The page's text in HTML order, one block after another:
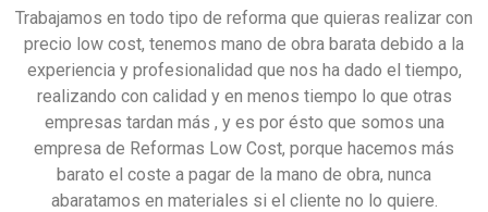
Trabajamos en todo tipo de reforma que quieras realizar con
precio low cost, tenemos mano de obra barata debido a la
experiencia y profesionalidad que nos ha dado el tiempo,
realizando con calidad y en menos tiempo lo que otras
empresas tardan más , y es por ésto que somos una
empresa de Reformas Low Cost, porque hacemos más
barato el coste a pagar de la mano de obra, nunca
abaratamos en materiales si el cliente no lo quiere.